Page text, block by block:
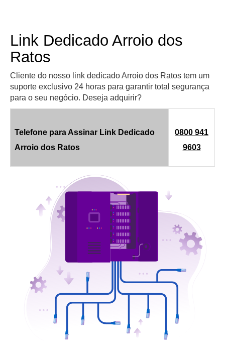
Link Dedicado Arroio dos
Ratos
Cliente do nosso link dedicado Arroio dos Ratos tem um
suporte exclusivo 24 horas para garantir total segurança
para o seu negócio. Deseja adquirir?
Telefone para Assinar Link Dedicado
Arroio dos Ratos
0800 941
9603